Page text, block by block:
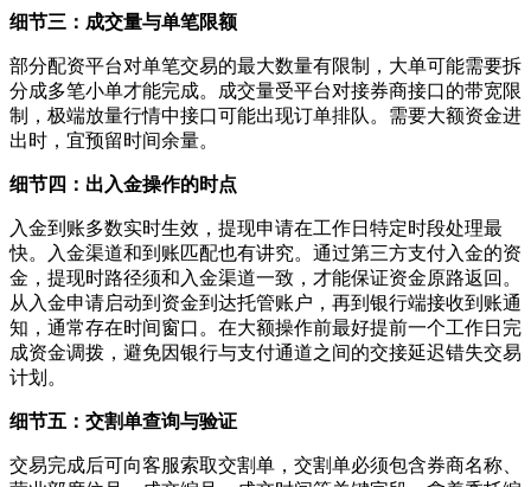
细节三：成交量与单笔限额
部分配资平台对单笔交易的最大数量有限制，大单可能需要拆
分成多笔小单才能完成。成交量受平台对接券商接口的带宽限
制，极端放量行情中接口可能出现订单排队。需要大额资金进
出时，宜预留时间余量。
细节四：出入金操作的时点
入金到账多数实时生效，提现申请在工作日特定时段处理最
快。入金渠道和到账匹配也有讲究。通过第三方支付入金的资
金，提现时路径须和入金渠道一致，才能保证资金原路返回。
从入金申请启动到资金到达托管账户，再到银行端接收到账通
知，通常存在时间窗口。在大额操作前最好提前一个工作日完
成资金调拨，避免因银行与支付通道之间的交接延迟错失交易
计划。
细节五：交割单查询与验证
交易完成后可向客服索取交割单，交割单必须包含券商名称、